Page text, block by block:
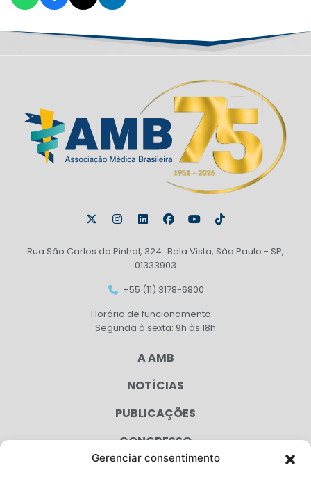
Gerenciar consentimento
Rua São Carlos do Pinhal, 324 Bela Vista, São Paulo - SP,
01333903
+55 (11) 3178-6800
Horário de funcionamento:
Segunda à sexta: 9h às 18h
A AMB
NOTÍCIAS
PUBLICAÇÕES
CONGRESSO